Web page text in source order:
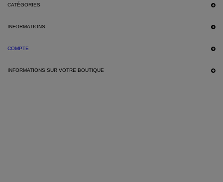
CATÉGORIES
INFORMATIONS
COMPTE
INFORMATIONS SUR VOTRE BOUTIQUE